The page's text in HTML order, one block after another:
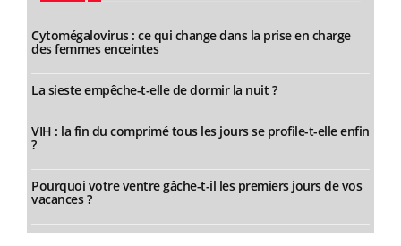
Cytomégalovirus : ce qui change dans la prise en charge
des femmes enceintes
La sieste empêche-t-elle de dormir la nuit ?
VIH : la fin du comprimé tous les jours se profile-t-elle enfin
?
Pourquoi votre ventre gâche-t-il les premiers jours de vos
vacances ?